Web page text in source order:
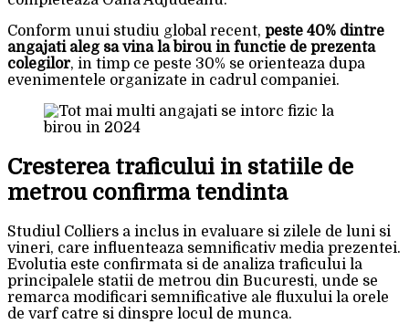
Conform unui studiu global recent, peste 40% dintre
angajati aleg sa vina la birou in functie de prezenta
colegilor, in timp ce peste 30% se orienteaza dupa
evenimentele organizate in cadrul companiei.
Cresterea traficului in statiile de
metrou confirma tendinta
Studiul Colliers a inclus in evaluare si zilele de luni si
vineri, care influenteaza semnificativ media prezentei.
Evolutia este confirmata si de analiza traficului la
principalele statii de metrou din Bucuresti, unde se
remarca modificari semnificative ale fluxului la orele
de varf catre si dinspre locul de munca.